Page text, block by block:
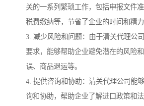
关的一系列繁琐工作，包括申报文件准
税费缴纳等，节省了企业的时间和精力
3. 减少风险和问题：由于清关代理公
要求，能够帮助企业避免潜在的风险
误、商品退运等。
4. 提供咨询和协助：清关代理公司能
询和协助，帮助企业了解进口政策和